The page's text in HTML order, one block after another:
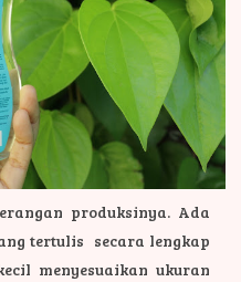
produksinya. Ada
tertulis secara lengkap
menyesuaikan ukuran